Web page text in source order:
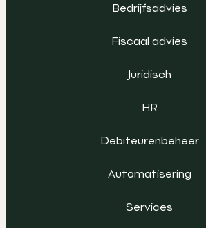
Bedrijfsadvies
Fiscaal advies
Juridisch
HR
Debiteurenbeheer
Automatisering
Services